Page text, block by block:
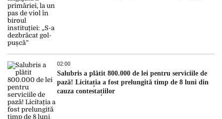
02:00
Salubris a plătit 800.000 de lei pentru serviciile de
pază! Licitația a fost prelungită timp de 8 luni din
cauza contestațiilor